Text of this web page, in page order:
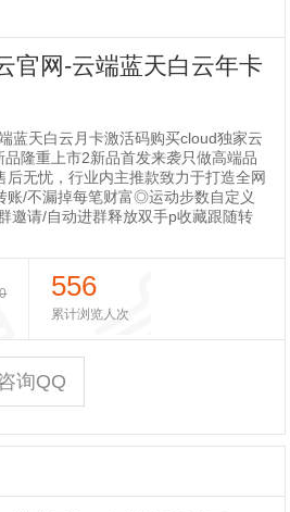
官网-云端蓝天白云年卡
蓝天白云月卡激活码购买cloud独家云
隆重上市2新品首发来袭只做高端品
后无忧，行业内主推款致力于打造全网
账/不漏掉每笔财富◎运动步数自定义
邀请/自动进群释放双手p收藏跟随转
556
累计浏览人次
询QQ